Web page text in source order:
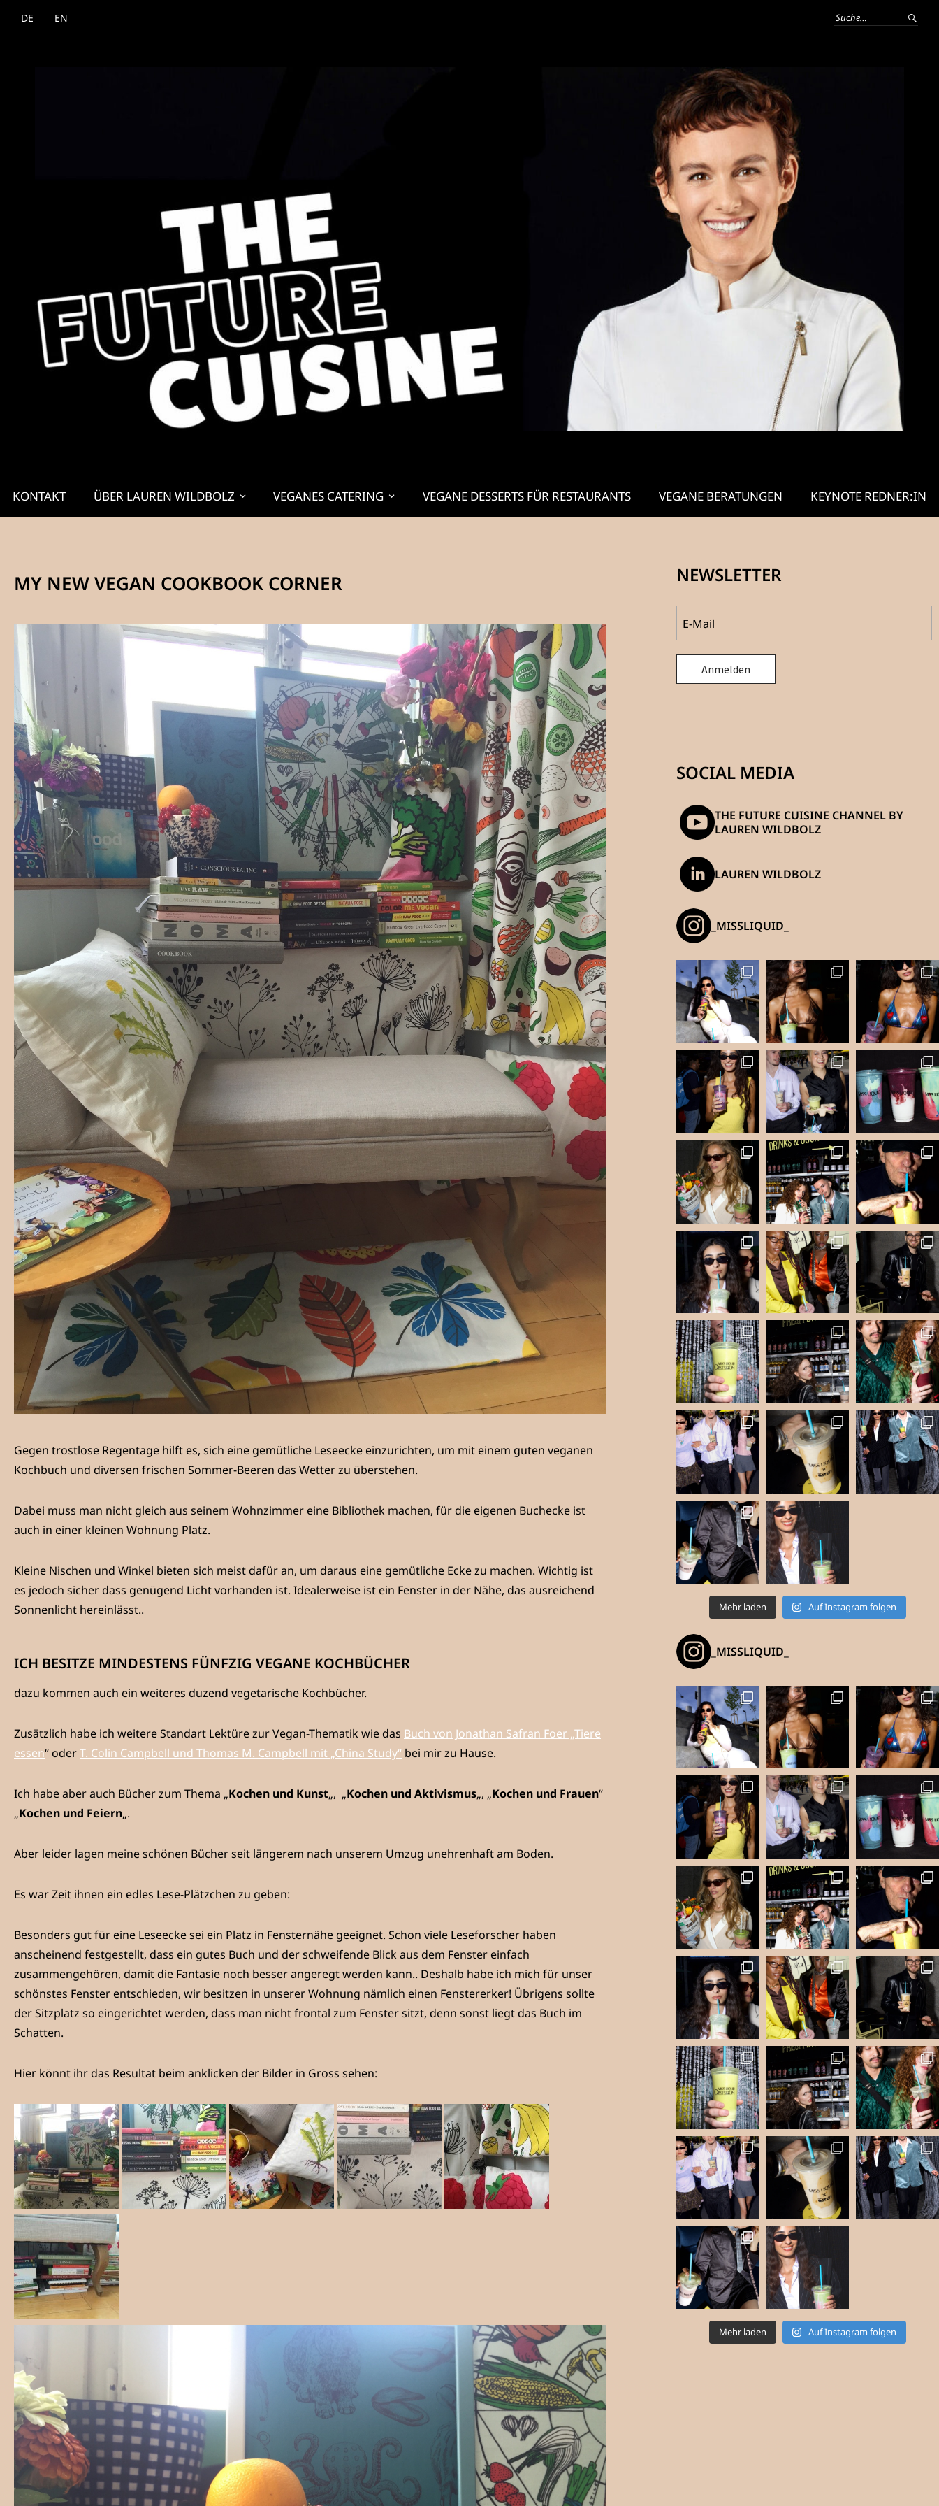
DE EN
KONTAKT ÜBER LAUREN WILDBOLZ VEGANES CATERING VEGANE DESSERTS FÜR RESTAURANTS VEGANE BERATUNGEN KEYNOTE REDNER:IN
MY NEW VEGAN COOKBOOK CORNER
Gegen trostlose Regentage hilft es, sich eine gemütliche Leseecke einzurichten, um mit einem guten veganen
Kochbuch und diversen frischen Sommer-Beeren das Wetter zu überstehen.
Dabei muss man nicht gleich aus seinem Wohnzimmer eine Bibliothek machen, für die eigenen Buchecke ist
auch in einer kleinen Wohnung Platz.
Kleine Nischen und Winkel bieten sich meist dafür an, um daraus eine gemütliche Ecke zu machen. Wichtig ist
es jedoch sicher dass genügend Licht vorhanden ist. Idealerweise ist ein Fenster in der Nähe, das ausreichend
Sonnenlicht hereinlässt..
ICH BESITZE MINDESTENS FÜNFZIG VEGANE KOCHBÜCHER
dazu kommen auch ein weiteres duzend vegetarische Kochbücher.
Zusätzlich habe ich weitere Standart Lektüre zur Vegan-Thematik wie das Buch von Jonathan Safran Foer „Tiere
essen“ oderT. Colin Campbell und Thomas M. Campbell mit „China Study“ bei mir zu Hause.
Ich habe aber auch Bücher zum Thema „Kochen und Kunst„, „Kochen und Aktivismus„, „Kochen und Frauen“
„Kochen und Feiern„.
Aber leider lagen meine schönen Bücher seit längerem nach unserem Umzug unehrenhaft am Boden.
Es war Zeit ihnen ein edles Lese-Plätzchen zu geben:
Besonders gut für eine Leseecke sei ein Platz in Fensternähe geeignet. Schon viele Leseforscher haben
anscheinend festgestellt, dass ein gutes Buch und der schweifende Blick aus dem Fenster einfach
zusammengehören, damit die Fantasie noch besser angeregt werden kann.. Deshalb habe ich mich für unser
schönstes Fenster entschieden, wir besitzen in unserer Wohnung nämlich einen Fenstererker! Übrigens sollte
der Sitzplatz so eingerichtet werden, dass man nicht frontal zum Fenster sitzt, denn sonst liegt das Buch im
Schatten.
Hier könnt ihr das Resultat beim anklicken der Bilder in Gross sehen:
NEWSLETTER
SOCIAL MEDIA
THE FUTURE CUISINE CHANNEL BY
LAUREN WILDBOLZ
LAUREN WILDBOLZ
_MISSLIQUID_
Mehr laden Auf Instagram folgen
_MISSLIQUID_
Mehr laden Auf Instagram folgen